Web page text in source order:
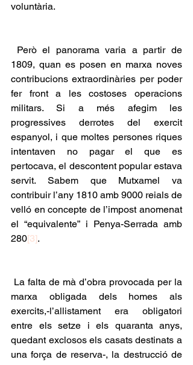
voluntària.
1809, quan es posen en marxa noves
contribucions extraordinàries per poder
fer front a les costoses operacions
militars. Si a més afegim les
progressives derrotes del exercit
espanyol, i que moltes persones riques
intentaven no pagar el que es
pertocava, el descontent popular estava
servit. Sabem que Mutxamel va
contribuir l’any 1810 amb 9000 reials de
velló en concepte de l’impost anomenat
el “equivalente” i Penya-Serrada amb
280[3].
marxa obligada dels homes als
exercits,-l’allistament era obligatori
entre els setze i els quaranta anys,
quedant exclosos els casats destinats a
una força de reserva-, la destrucció de